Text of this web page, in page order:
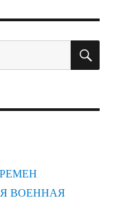
ХОЧУ
КТО
ЧТО
ВОЕННАЯ